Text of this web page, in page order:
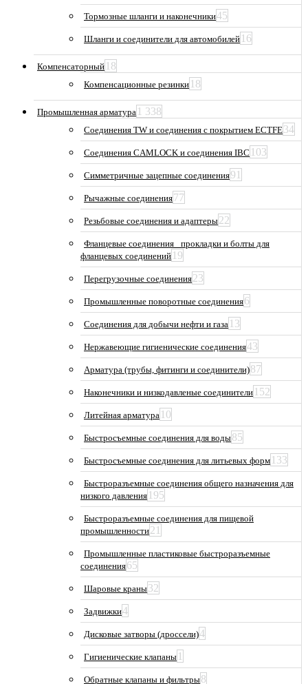
Тормозные шланги и наконечники45
Шланги и соединители для автомобилей 16
Компенсаторный 18
Компенсационные резинки 18
Промышленная арматура 1 338
Соединения TW и соединения с покрытием ECTFE34
Соединения CAMLOCK и соединения IBC 103
Симметричные зацепные соединения91
Рычажные соединения77
Резьбовые соединения и адаптеры22
Фланцевые соединения_ прокладки и болты для
фланцевых соединений 19
Перегрузочные соединения23
Промышленные поворотные соединения6
Соединения для добычи нефти и газа 13
Нержавеющие гигиенические соединения43
Арматура (трубы, фитинги и соединители)87
Наконечники и низкодавленые соединители 152
Литейная арматура 10
Быстросъемные соединения для воды85
Быстросъемные соединения для литьевых форм 133
Быстроразъемные соединения общего назначения для
низкого давления 195
Быстроразъемные соединения для пищевой
промышленности21
Промышленные пластиковые быстроразъемные
соединения65
Шаровые краны32
Задвижки4
Дисковые затворы (дроссели)4
Гигиенические клапаны 1
Обратные клапаны и фильтры8